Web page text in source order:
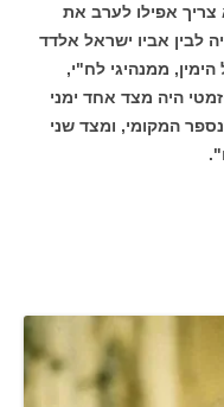
צריך אפילו לערב את
לבין אביו ישראל אלדד
ממנהיגי לח"י,
היה מצד אחד ימני
המקומי, ומצד שני